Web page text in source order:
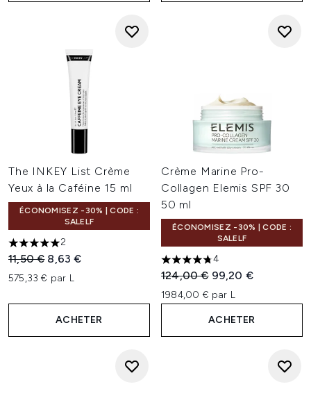
The INKEY List Crème
Yeux à la Caféine 15 ml
ÉCONOMISEZ -30% | CODE :
SALELF
5 étoiles sur un maximum de 5
2
Prix de vente :
11,50 € Prix ​​actuel :
8,63 €
575,33 € par L
ACHETER
Crème Marine Pro-
Collagen Elemis SPF 30
50 ml
ÉCONOMISEZ -30% | CODE :
SALELF
4.75 étoiles sur un maximum
4
Prix de vente :
124,00 € Prix ​​actuel :
99,20 €
1984,00 € par L
ACHETER